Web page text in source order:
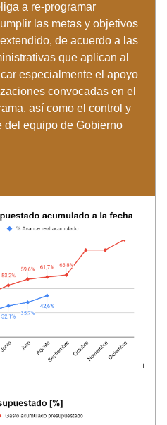
a re-programar
las metas y objetivos
de acuerdo a las
que aplican al
especialmente el apoyo
convocadas en el
así como el control y
del equipo de Gobierno